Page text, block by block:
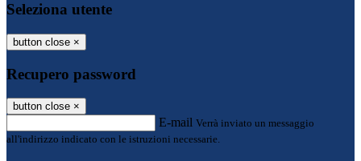
Seleziona utente
button close ×
Recupero password
button close ×
E-mail Verrà inviato un messaggio
all'indirizzo indicato con le istruzioni necessarie.